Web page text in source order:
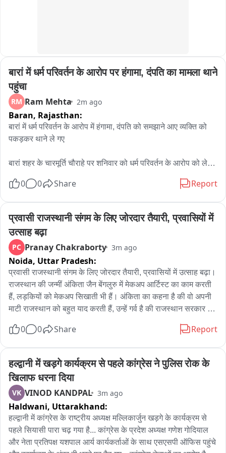
बारां में धर्म परिवर्तन के आरोप पर हंगामा, दंपति का मामला थाने
पहुंचा
RM Ram Mehta 2m ago
Baran, Rajasthan:
बारां में धर्म परिवर्तन के आरोप में हंगामा, दंपति को समझाने आए व्यक्ति को
पकड़कर थाने ले गए
बारां शहर के चारमूर्ति चौराहे पर शनिवार को धर्म परिवर्तन के आरोप को लेकर
ने एक व्यक्ति को पकड़ लिया और कोतवाली थाने ले आए।
जानकारी के अनुसार चारमूर्ति चौराहे पर एक दंपति के साथ एक व्यक्ति
समझाइश कर रहा था। इसी दौरान वहां मौजूद हिन्दू संगठन के कार्यकर्ताओं
ने धर्म परिवर्तन कराने का आरोप लगाते हुए व्यक्ति को पकड़ लिया।
सूचना पर लोगों की भीड़ जमा हो गई। बाद में लोग उक्त व्यक्ति को पकड़कर
कोतवाली थाना ले आए और पुलिस को सौंप दिया।
फिलहाल कोतवाली थाना पुलिस दोनों पक्षों से पूछताछ कर रही है। पुलिस
का कहना है कि पूछताछ और जांच के बाद ही पूरे मामले का खुलासा हो
0 0 Share Report
प्रवासी राजस्थानी संगम के लिए जोरदार तैयारी, प्रवासियों में
उत्साह बढ़ा
PC Pranay Chakraborty 3m ago
Noida, Uttar Pradesh:
प्रवासी राजस्थानी संगम के लिए जोरदार तैयारी, प्रवासियों में उत्साह बढ़ा।
राजस्थान की जन्मीं अंकिता जैन बेंगलुरु में मेकअप आर्टिस्ट का काम करती
हैं, लड़कियों को मेकअप सिखाती भी हैं। अंकिता का कहना है की वो अपनी
माटी राजस्थान को बहुत याद करती हैं, उन्हें गर्व है की राजस्थान सरकार
है। बदलेते राजस्थान की तस्वीर बताती है कि प्रदेश में कितना विकास हुआ,
0 0 Share Report
हल्द्वानी में खड़गे कार्यक्रम से पहले कांग्रेस ने पुलिस रोक के
खिलाफ धरना दिया
VK VINOD KANDPAL 3m ago
Haldwani, Uttarakhand:
हल्द्वानी में कांग्रेस के राष्ट्रीय अध्यक्ष मल्लिकार्जुन खड़गे के कार्यक्रम से
पहले सियासी पारा चढ़ गया है... कांग्रेस के प्रदेश अध्यक्ष गणेश गोदियाल
और नेता प्रतिपक्ष यशपाल आर्य कार्यकर्ताओं के साथ एसएसपी ऑफिस पहुंचे